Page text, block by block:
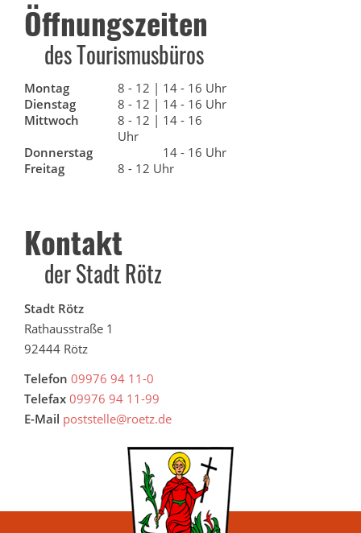
Öffnungszeiten
des Tourismusbüros
Montag
8 - 12 | 14 - 16 Uhr
Dienstag
8 - 12 | 14 - 16 Uhr
Mittwoch
8 - 12 | 14 - 16
Uhr
Donnerstag
14 - 16 Uhr
Freitag
8 - 12 Uhr
Kontakt
der Stadt Rötz
Stadt Rötz
Rathausstraße 1
92444 Rötz
Telefon 09976 94 11-0
Telefax 09976 94 11-99
E-Mail poststelle@roetz.de